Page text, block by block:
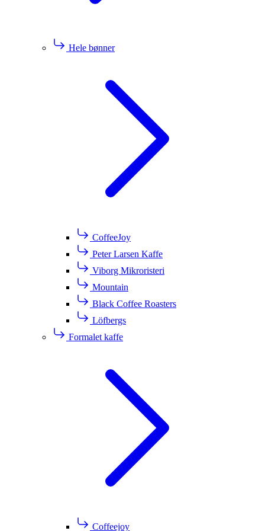
Hele bønner
CoffeeJoy
Peter Larsen Kaffe
Viborg Mikroristeri
Mountain
Black Coffee Roasters
Löfbergs
Formalet kaffe
Coffeejoy